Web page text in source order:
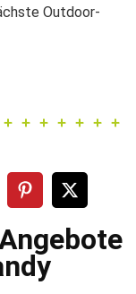
Outdoor-